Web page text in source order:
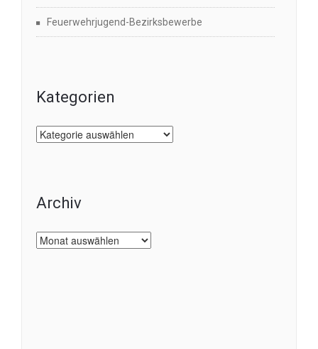
Feuerwehrjugend-Bezirksbewerbe
Kategorien
Kategorien
Archiv
Archiv